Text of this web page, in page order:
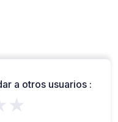
a otros usuarios :